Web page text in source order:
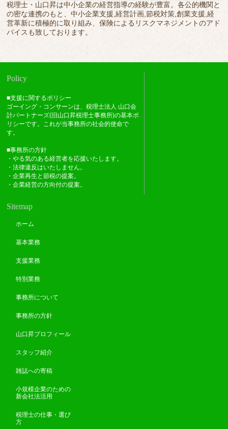
税理士・山口昇は中小企業の経営指導の経験が豊富。各公的機関と
の密な連携のもと、中小企業支援,経営計画,節税対策,創業支援,経
営革新に積極的に取り組み、保険によるリスクマネジメントのアド
バイスも致しております。
Policy
■支援に関するポリシー
ゴーイング・コンサーンは、税理士法人 山口会
計パートナーズ(旧山口昇税理士事務所)の基本ポ
リシーです。これが当事務所の社会的使命で
す。
■事務所の方針
・やる気のある経営者を応援いたします。
・法律違反はいたしません。
・企業再生と節税の提案。
・企業経営の方向付の提案。
Sitemap
ホーム
基本業務
支援業務
特別業務
事務所について
事務所の方針
山口昇プロフィール
スタッフ紹介
雑誌への寄稿
小規模企業のための
新会社法活用
税理士の仕事・選び
方